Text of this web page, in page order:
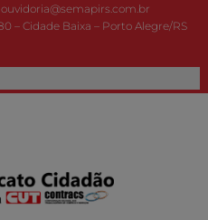
ouvidoria@semapirs.com.br
– Cidade Baixa – Porto Alegre/RS